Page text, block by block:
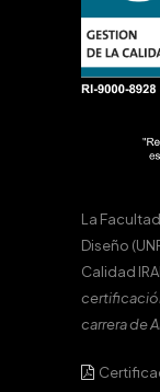
La
Diseño
Calidad
carrera de